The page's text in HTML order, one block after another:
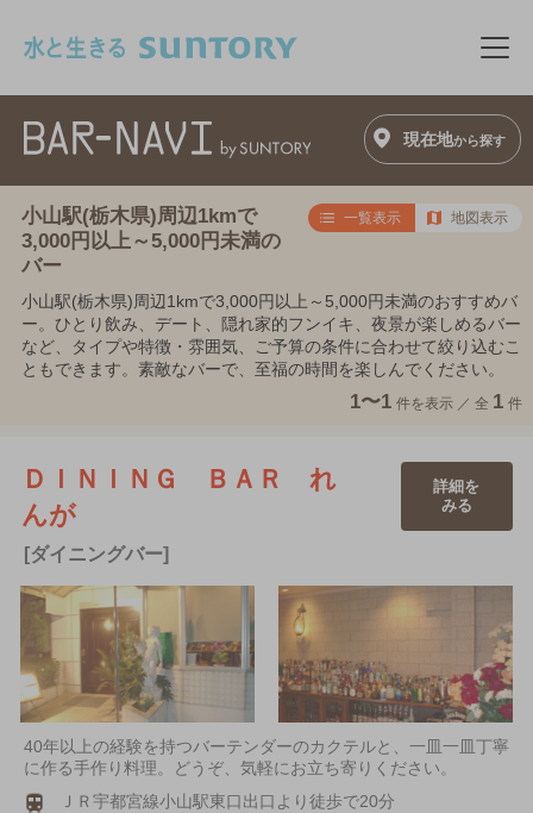
メ
現在地から探す
小山駅(栃木県)周辺1kmで
3,000円以上～5,000円未満の
バー
一覧表示 地図表示
小山駅(栃木県)周辺1kmで3,000円以上～5,000円未満のおすすめバ
ー。ひとり飲み、デート、隠れ家的フンイキ、夜景が楽しめるバー
など、タイプや特徴・雰囲気、ご予算の条件に合わせて絞り込むこ
ともできます。素敵なバーで、至福の時間を楽しんでください。
1〜1 件を表示 ／ 全 1 件
ＤＩＮＩＮＧ ＢＡＲ れ
んが
[ダイニングバー]
詳細を
みる
40年以上の経験を持つバーテンダーのカクテルと、一皿一皿丁寧
に作る手作り料理。どうぞ、気軽にお立ち寄りください。
ＪＲ宇都宮線小山駅東口出口より徒歩で20分